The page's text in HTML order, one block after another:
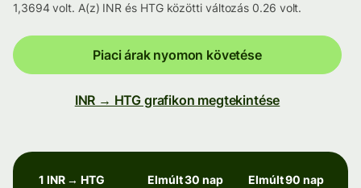
1,3694 volt. A(z) INR és HTG közötti változás 0.26 volt.
Piaci árak nyomon követése
INR → HTG grafikon megtekintése
1 INR → HTG Elmúlt 30 nap Elmúlt 90 nap